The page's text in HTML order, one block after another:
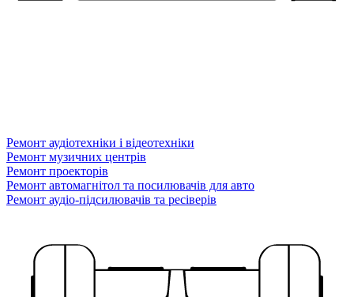
Ремонт аудіотехніки і відеотехніки
Ремонт музичних центрів
Ремонт проекторів
Ремонт автомагнітол та посилювачів для авто
Ремонт аудіо-підсилювачів та ресіверів